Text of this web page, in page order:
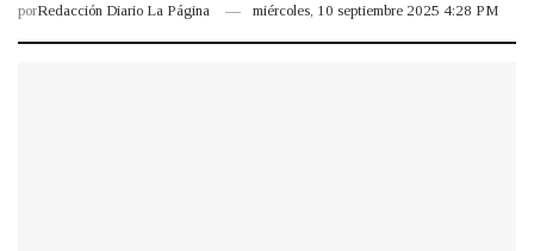
porRedacción Diario La Página miércoles, 10 septiembre 2025 4:28 PM